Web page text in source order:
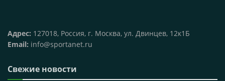
Адрес: 127018, Россия, г. Москва, ул. Двинцев, 12к1Б
Email: info@sportanet.ru
Свежие новости